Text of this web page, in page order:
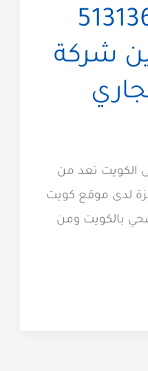
51313600
شركة
الكويت تعد من
لدى موقع كويت
بالكويت ومن